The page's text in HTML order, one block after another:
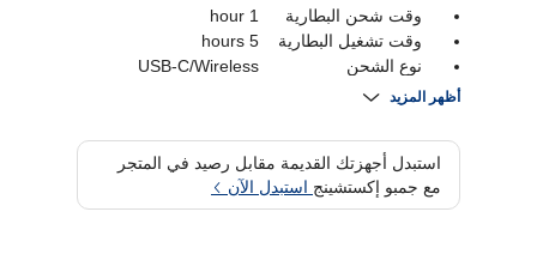
متعدد النقاط
وقت شحن البطارية
1 hour
وقت تشغيل البطارية
5 hours
نوع الشحن
USB-C/Wireless
وقت تشغيل البطارية
ضمان
1 year
توافر الميكروفون
نعم
إلغاء الضوضاء
نعم
أظهر المزيد
استبدل أجهزتك القديمة مقابل رصيد في المتجر
مع جمبو إكستشينج استبدل الآن